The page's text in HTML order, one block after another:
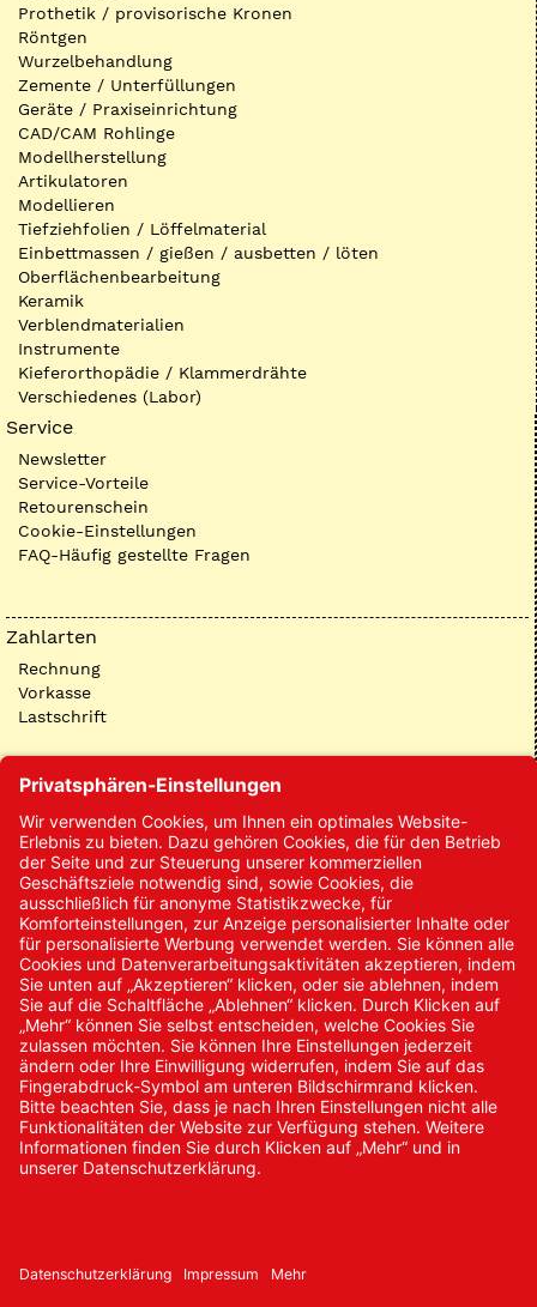
Prothetik / provisorische Kronen
Röntgen
Wurzelbehandlung
Zemente / Unterfüllungen
Geräte / Praxiseinrichtung
CAD/CAM Rohlinge
Modellherstellung
Artikulatoren
Modellieren
Tiefziehfolien / Löffelmaterial
Einbettmassen / gießen / ausbetten / löten
Oberflächenbearbeitung
Keramik
Verblendmaterialien
Instrumente
Kieferorthopädie / Klammerdrähte
Verschiedenes (Labor)
Service
Newsletter
Service-Vorteile
Retourenschein
Cookie-Einstellungen
FAQ-Häufig gestellte Fragen
Zahlarten
Rechnung
Vorkasse
Lastschrift
Kontakt
Kontakt/Anfrage
Neukundenanmeldung
Kennwort vergessen
Bestellungen
Sendung verfolgen
© 2024 Promed Vertriebsgesellschaft mbH | Alle Rechte